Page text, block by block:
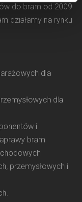
do bram od 2009
działamy na rynku
dla
dla
i
bram
przemysłowych i